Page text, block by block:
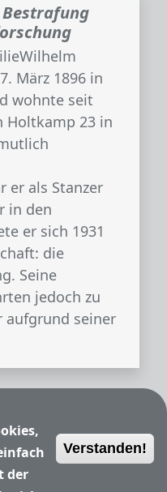
März 1896 in
wohnte seit
Holtkamp 23 in
er als Stanzer
in den
er sich 1931
die
Seine
jedoch zu
aufgrund seiner
der
Verstanden!